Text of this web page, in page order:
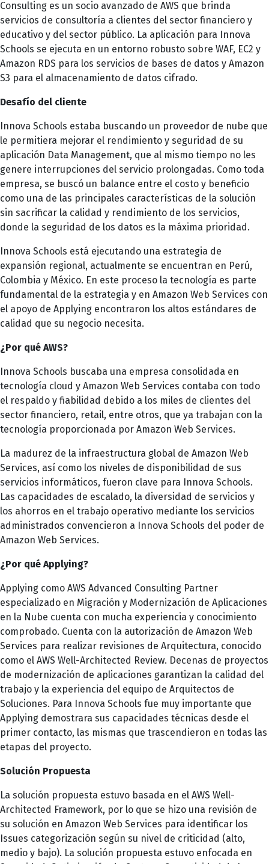
Consulting es un socio avanzado de AWS que brinda
servicios de consultoría a clientes del sector financiero y
educativo y del sector público. La aplicación para Innova
Schools se ejecuta en un entorno robusto sobre WAF, EC2 y
Amazon RDS para los servicios de bases de datos y Amazon
S3 para el almacenamiento de datos cifrado.
Desafío del cliente
Innova Schools estaba buscando un proveedor de nube que
le permitiera mejorar el rendimiento y seguridad de su
aplicación Data Management, que al mismo tiempo no les
genere interrupciones del servicio prolongadas. Como toda
empresa, se buscó un balance entre el costo y beneficio
como una de las principales características de la solución
sin sacrificar la calidad y rendimiento de los servicios,
donde la seguridad de los datos es la máxima prioridad.
Innova Schools está ejecutando una estrategia de
expansión regional, actualmente se encuentran en Perú,
Colombia y México. En este proceso la tecnología es parte
fundamental de la estrategia y en Amazon Web Services con
el apoyo de Applying encontraron los altos estándares de
calidad que su negocio necesita.
¿Por qué AWS?
Innova Schools buscaba una empresa consolidada en
tecnología cloud y Amazon Web Services contaba con todo
el respaldo y fiabilidad debido a los miles de clientes del
sector financiero, retail, entre otros, que ya trabajan con la
tecnología proporcionada por Amazon Web Services.
La madurez de la infraestructura global de Amazon Web
Services, así como los niveles de disponibilidad de sus
servicios informáticos, fueron clave para Innova Schools.
Las capacidades de escalado, la diversidad de servicios y
los ahorros en el trabajo operativo mediante los servicios
administrados convencieron a Innova Schools del poder de
Amazon Web Services.
¿Por qué Applying?
Applying como AWS Advanced Consulting Partner
especializado en Migración y Modernización de Aplicaciones
en la Nube cuenta con mucha experiencia y conocimiento
comprobado. Cuenta con la autorización de Amazon Web
Services para realizar revisiones de Arquitectura, conocido
como el AWS Well-Architected Review. Decenas de proyectos
de modernización de aplicaciones garantizan la calidad del
trabajo y la experiencia del equipo de Arquitectos de
Soluciones. Para Innova Schools fue muy importante que
Applying demostrara sus capacidades técnicas desde el
primer contacto, las mismas que trascendieron en todas las
etapas del proyecto.
Solución Propuesta
La solución propuesta estuvo basada en el AWS Well-
Architected Framework, por lo que se hizo una revisión de
su solución en Amazon Web Services para identificar los
Issues categorización según su nivel de criticidad (alto,
medio y bajo). La solución propuesta estuvo enfocada en